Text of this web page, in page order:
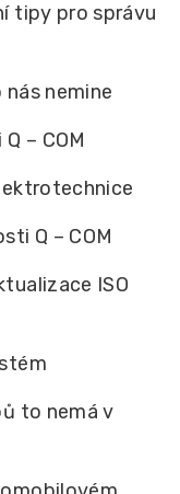
tipy pro správu
nemine
– COM
Q – COM
ISO
to nemá v